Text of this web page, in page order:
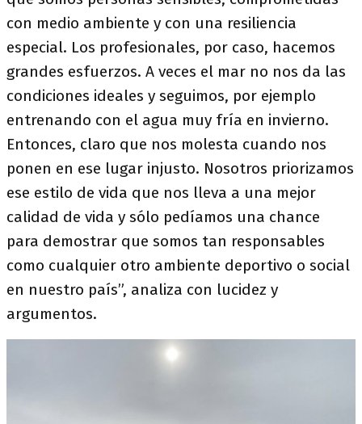
con medio ambiente y con una resiliencia
especial. Los profesionales, por caso, hacemos
grandes esfuerzos. A veces el mar no nos da las
condiciones ideales y seguimos, por ejemplo
entrenando con el agua muy fría en invierno.
Entonces, claro que nos molesta cuando nos
ponen en ese lugar injusto. Nosotros priorizamos
ese estilo de vida que nos lleva a una mejor
calidad de vida y sólo pedíamos una chance
para demostrar que somos tan responsables
como cualquier otro ambiente deportivo o social
en nuestro país”, analiza con lucidez y
argumentos.